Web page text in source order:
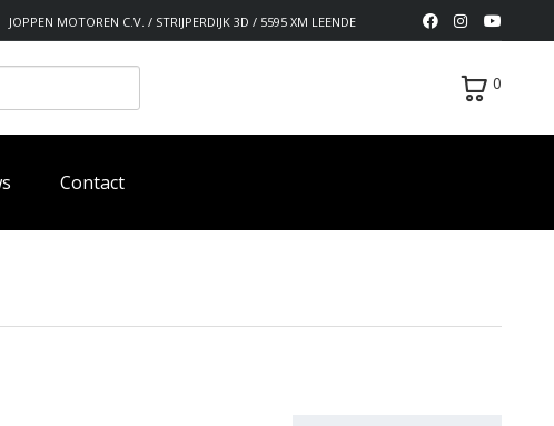
JOPPEN MOTOREN C.V. / STRIJPERDIJK 3D / 5595 XM LEENDE
0
Contact